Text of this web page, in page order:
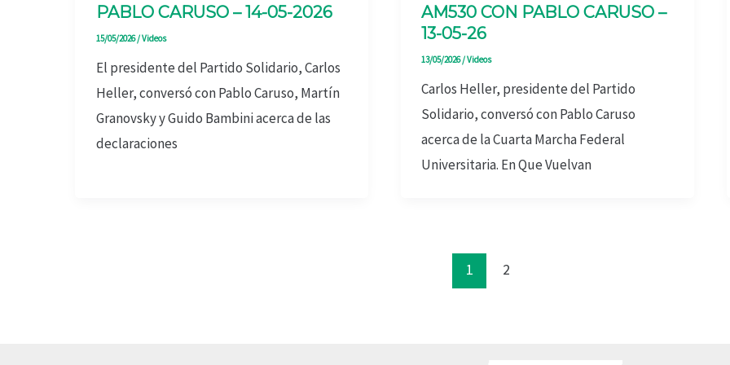
PABLO CARUSO – 14-05-2026
15/05/2026/Videos
El presidente del Partido Solidario, Carlos
Heller, conversó con Pablo Caruso, Martín
Granovsky y Guido Bambini acerca de las
declaraciones
AM530 CON PABLO CARUSO –
13-05-26
13/05/2026/Videos
Carlos Heller, presidente del Partido
Solidario, conversó con Pablo Caruso
acerca de la Cuarta Marcha Federal
Universitaria. En Que Vuelvan
1 2